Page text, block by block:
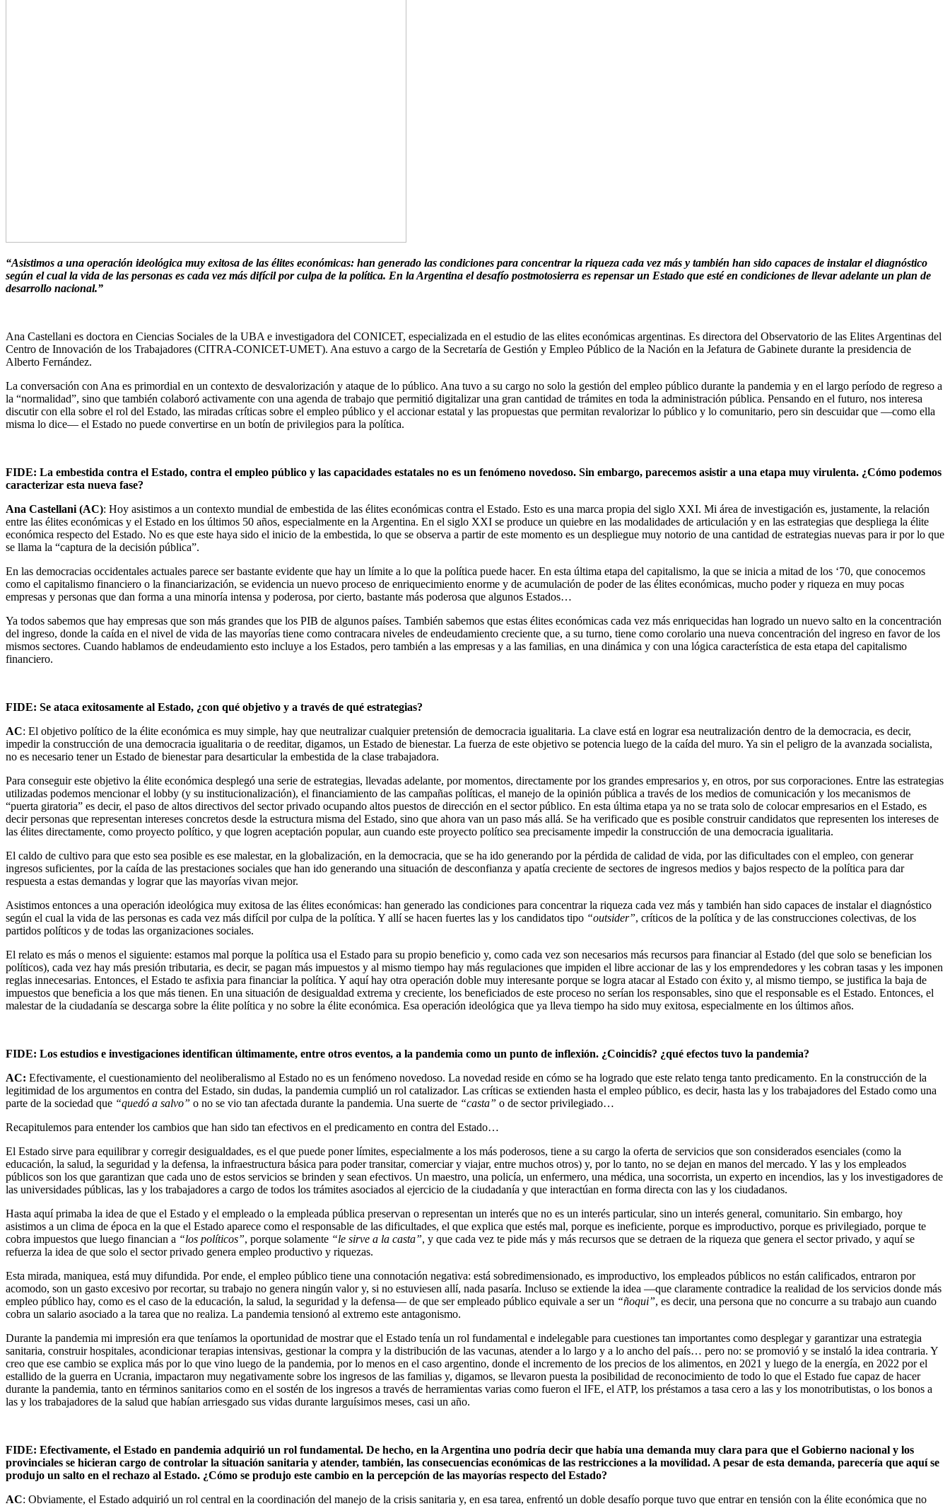
“Asistimos a una operación ideológica muy exitosa de las élites económicas: han generado las condiciones para concentrar la riqueza cada vez más y también han sido capaces de instalar el diagnóstico
según el cual la vida de las personas es cada vez más difícil por culpa de la política. En la Argentina el desafío postmotosierra es repensar un Estado que esté en condiciones de llevar adelante un plan de
desarrollo nacional.”
Ana Castellani es doctora en Ciencias Sociales de la UBA e investigadora del CONICET, especializada en el estudio de las elites económicas argentinas. Es directora del Observatorio de las Elites Argentinas del
Centro de Innovación de los Trabajadores (CITRA-CONICET-UMET). Ana estuvo a cargo de la Secretaría de Gestión y Empleo Público de la Nación en la Jefatura de Gabinete durante la presidencia de
Alberto Fernández.
La conversación con Ana es primordial en un contexto de desvalorización y ataque de lo público. Ana tuvo a su cargo no solo la gestión del empleo público durante la pandemia y en el largo período de regreso a
la “normalidad”, sino que también colaboró activamente con una agenda de trabajo que permitió digitalizar una gran cantidad de trámites en toda la administración pública. Pensando en el futuro, nos interesa
discutir con ella sobre el rol del Estado, las miradas críticas sobre el empleo público y el accionar estatal y las propuestas que permitan revalorizar lo público y lo comunitario, pero sin descuidar que —como ella
misma lo dice— el Estado no puede convertirse en un botín de privilegios para la política.
FIDE: La embestida contra el Estado, contra el empleo público y las capacidades estatales no es un fenómeno novedoso. Sin embargo, parecemos asistir a una etapa muy virulenta. ¿Cómo podemos
caracterizar esta nueva fase?
Ana Castellani (AC): Hoy asistimos a un contexto mundial de embestida de las élites económicas contra el Estado. Esto es una marca propia del siglo XXI. Mi área de investigación es, justamente, la relación
entre las élites económicas y el Estado en los últimos 50 años, especialmente en la Argentina. En el siglo XXI se produce un quiebre en las modalidades de articulación y en las estrategias que despliega la élite
económica respecto del Estado. No es que este haya sido el inicio de la embestida, lo que se observa a partir de este momento es un despliegue muy notorio de una cantidad de estrategias nuevas para ir por lo que
se llama la “captura de la decisión pública”.
En las democracias occidentales actuales parece ser bastante evidente que hay un límite a lo que la política puede hacer. En esta última etapa del capitalismo, la que se inicia a mitad de los ‘70, que conocemos
como el capitalismo financiero o la financiarización, se evidencia un nuevo proceso de enriquecimiento enorme y de acumulación de poder de las élites económicas, mucho poder y riqueza en muy pocas
empresas y personas que dan forma a una minoría intensa y poderosa, por cierto, bastante más poderosa que algunos Estados…
Ya todos sabemos que hay empresas que son más grandes que los PIB de algunos países. También sabemos que estas élites económicas cada vez más enriquecidas han logrado un nuevo salto en la concentración
del ingreso, donde la caída en el nivel de vida de las mayorías tiene como contracara niveles de endeudamiento creciente que, a su turno, tiene como corolario una nueva concentración del ingreso en favor de los
mismos sectores. Cuando hablamos de endeudamiento esto incluye a los Estados, pero también a las empresas y a las familias, en una dinámica y con una lógica característica de esta etapa del capitalismo
financiero.
FIDE: Se ataca exitosamente al Estado, ¿con qué objetivo y a través de qué estrategias?
AC: El objetivo político de la élite económica es muy simple, hay que neutralizar cualquier pretensión de democracia igualitaria. La clave está en lograr esa neutralización dentro de la democracia, es decir,
impedir la construcción de una democracia igualitaria o de reeditar, digamos, un Estado de bienestar. La fuerza de este objetivo se potencia luego de la caída del muro. Ya sin el peligro de la avanzada socialista,
no es necesario tener un Estado de bienestar para desarticular la embestida de la clase trabajadora.
Para conseguir este objetivo la élite económica desplegó una serie de estrategias, llevadas adelante, por momentos, directamente por los grandes empresarios y, en otros, por sus corporaciones. Entre las estrategias
utilizadas podemos mencionar el lobby (y su institucionalización), el financiamiento de las campañas políticas, el manejo de la opinión pública a través de los medios de comunicación y los mecanismos de
“puerta giratoria” es decir, el paso de altos directivos del sector privado ocupando altos puestos de dirección en el sector público. En esta última etapa ya no se trata solo de colocar empresarios en el Estado, es
decir personas que representan intereses concretos desde la estructura misma del Estado, sino que ahora van un paso más allá. Se ha verificado que es posible construir candidatos que representen los intereses de
las élites directamente, como proyecto político, y que logren aceptación popular, aun cuando este proyecto político sea precisamente impedir la construcción de una democracia igualitaria.
El caldo de cultivo para que esto sea posible es ese malestar, en la globalización, en la democracia, que se ha ido generando por la pérdida de calidad de vida, por las dificultades con el empleo, con generar
ingresos suficientes, por la caída de las prestaciones sociales que han ido generando una situación de desconfianza y apatía creciente de sectores de ingresos medios y bajos respecto de la política para dar
respuesta a estas demandas y lograr que las mayorías vivan mejor.
Asistimos entonces a una operación ideológica muy exitosa de las élites económicas: han generado las condiciones para concentrar la riqueza cada vez más y también han sido capaces de instalar el diagnóstico
según el cual la vida de las personas es cada vez más difícil por culpa de la política. Y allí se hacen fuertes las y los candidatos tipo “outsider”, críticos de la política y de las construcciones colectivas, de los
partidos políticos y de todas las organizaciones sociales.
El relato es más o menos el siguiente: estamos mal porque la política usa el Estado para su propio beneficio y, como cada vez son necesarios más recursos para financiar al Estado (del que solo se benefician los
políticos), cada vez hay más presión tributaria, es decir, se pagan más impuestos y al mismo tiempo hay más regulaciones que impiden el libre accionar de las y los emprendedores y les cobran tasas y les imponen
reglas innecesarias. Entonces, el Estado te asfixia para financiar la política. Y aquí hay otra operación doble muy interesante porque se logra atacar al Estado con éxito y, al mismo tiempo, se justifica la baja de
impuestos que beneficia a los que más tienen. En una situación de desigualdad extrema y creciente, los beneficiados de este proceso no serían los responsables, sino que el responsable es el Estado. Entonces, el
malestar de la ciudadanía se descarga sobre la élite política y no sobre la élite económica. Esa operación ideológica que ya lleva tiempo ha sido muy exitosa, especialmente en los últimos años.
FIDE: Los estudios e investigaciones identifican últimamente, entre otros eventos, a la pandemia como un punto de inflexión. ¿Coincidís? ¿qué efectos tuvo la pandemia?
AC: Efectivamente, el cuestionamiento del neoliberalismo al Estado no es un fenómeno novedoso. La novedad reside en cómo se ha logrado que este relato tenga tanto predicamento. En la construcción de la
legitimidad de los argumentos en contra del Estado, sin dudas, la pandemia cumplió un rol catalizador. Las críticas se extienden hasta el empleo público, es decir, hasta las y los trabajadores del Estado como una
parte de la sociedad que “quedó a salvo” o no se vio tan afectada durante la pandemia. Una suerte de “casta” o de sector privilegiado…
Recapitulemos para entender los cambios que han sido tan efectivos en el predicamento en contra del Estado…
El Estado sirve para equilibrar y corregir desigualdades, es el que puede poner límites, especialmente a los más poderosos, tiene a su cargo la oferta de servicios que son considerados esenciales (como la
educación, la salud, la seguridad y la defensa, la infraestructura básica para poder transitar, comerciar y viajar, entre muchos otros) y, por lo tanto, no se dejan en manos del mercado. Y las y los empleados
públicos son los que garantizan que cada uno de estos servicios se brinden y sean efectivos. Un maestro, una policía, un enfermero, una médica, una socorrista, un experto en incendios, las y los investigadores de
las universidades públicas, las y los trabajadores a cargo de todos los trámites asociados al ejercicio de la ciudadanía y que interactúan en forma directa con las y los ciudadanos.
Hasta aquí primaba la idea de que el Estado y el empleado o la empleada pública preservan o representan un interés que no es un interés particular, sino un interés general, comunitario. Sin embargo, hoy
asistimos a un clima de época en la que el Estado aparece como el responsable de las dificultades, el que explica que estés mal, porque es ineficiente, porque es improductivo, porque es privilegiado, porque te
cobra impuestos que luego financian a “los políticos”, porque solamente “le sirve a la casta”, y que cada vez te pide más y más recursos que se detraen de la riqueza que genera el sector privado, y aquí se
refuerza la idea de que solo el sector privado genera empleo productivo y riquezas.
Esta mirada, maniquea, está muy difundida. Por ende, el empleo público tiene una connotación negativa: está sobredimensionado, es improductivo, los empleados públicos no están calificados, entraron por
acomodo, son un gasto excesivo por recortar, su trabajo no genera ningún valor y, si no estuviesen allí, nada pasaría. Incluso se extiende la idea —que claramente contradice la realidad de los servicios donde más
empleo público hay, como es el caso de la educación, la salud, la seguridad y la defensa— de que ser empleado público equivale a ser un “ñoqui”, es decir, una persona que no concurre a su trabajo aun cuando
cobra un salario asociado a la tarea que no realiza. La pandemia tensionó al extremo este antagonismo.
Durante la pandemia mi impresión era que teníamos la oportunidad de mostrar que el Estado tenía un rol fundamental e indelegable para cuestiones tan importantes como desplegar y garantizar una estrategia
sanitaria, construir hospitales, acondicionar terapias intensivas, gestionar la compra y la distribución de las vacunas, atender a lo largo y a lo ancho del país… pero no: se promovió y se instaló la idea contraria. Y
creo que ese cambio se explica más por lo que vino luego de la pandemia, por lo menos en el caso argentino, donde el incremento de los precios de los alimentos, en 2021 y luego de la energía, en 2022 por el
estallido de la guerra en Ucrania, impactaron muy negativamente sobre los ingresos de las familias y, digamos, se llevaron puesta la posibilidad de reconocimiento de todo lo que el Estado fue capaz de hacer
durante la pandemia, tanto en términos sanitarios como en el sostén de los ingresos a través de herramientas varias como fueron el IFE, el ATP, los préstamos a tasa cero a las y los monotributistas, o los bonos a
las y los trabajadores de la salud que habían arriesgado sus vidas durante larguísimos meses, casi un año.
FIDE: Efectivamente, el Estado en pandemia adquirió un rol fundamental. De hecho, en la Argentina uno podría decir que había una demanda muy clara para que el Gobierno nacional y los
provinciales se hicieran cargo de controlar la situación sanitaria y atender, también, las consecuencias económicas de las restricciones a la movilidad. A pesar de esta demanda, parecería que aquí se
produjo un salto en el rechazo al Estado. ¿Cómo se produjo este cambio en la percepción de las mayorías respecto del Estado?
AC: Obviamente, el Estado adquirió un rol central en la coordinación del manejo de la crisis sanitaria y, en esa tarea, enfrentó un doble desafío porque tuvo que entrar en tensión con la élite económica que no